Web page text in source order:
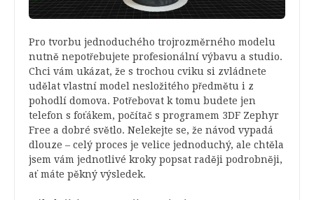
Pro tvorbu jednoduchého trojrozměrného modelu
nutně nepotřebujete profesionální výbavu a studio.
Chci vám ukázat, že s trochou cviku si zvládnete
udělat vlastní model nesložitého předmětu i z
pohodlí domova. Potřebovat k tomu budete jen
telefon s foťákem, počítač s programem 3DF Zephyr
Free a dobré světlo. Nelekejte se, že návod vypadá
dlouze – celý proces je velice jednoduchý, ale chtěla
jsem vám jednotlivé kroky popsat raději podrobněji,
ať máte pěkný výsledek.